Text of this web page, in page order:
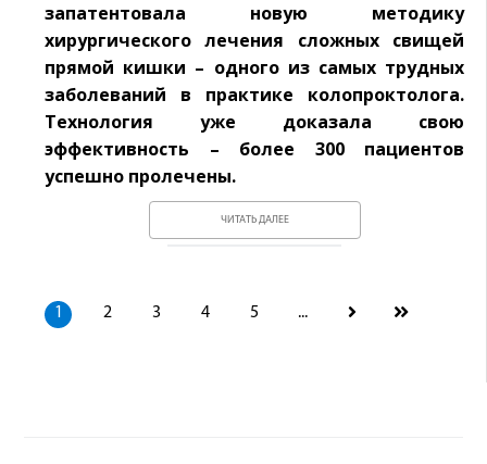
запатентовала новую методику
хирургического лечения сложных свищей
прямой кишки – одного из самых трудных
заболеваний в практике колопроктолога.
Технология уже доказала свою
эффективность – более 300 пациентов
успешно пролечены.
ЧИТАТЬ ДАЛЕЕ
1 2 3 4 5 ...